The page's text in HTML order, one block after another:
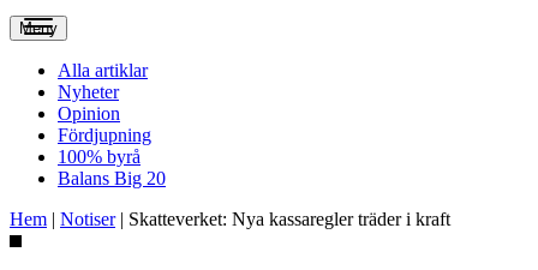
Meny
Alla artiklar
Nyheter
Opinion
Fördjupning
100% byrå
Balans Big 20
Hem | Notiser| Skatteverket: Nya kassaregler träder i kraft